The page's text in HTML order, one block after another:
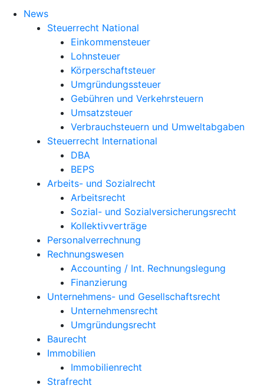
News
Steuerrecht National
Einkommensteuer
Lohnsteuer
Körperschaftsteuer
Umgründungssteuer
Gebühren und Verkehrsteuern
Umsatzsteuer
Verbrauchsteuern und Umweltabgaben
Steuerrecht International
DBA
BEPS
Arbeits- und Sozialrecht
Arbeitsrecht
Sozial- und Sozialversicherungsrecht
Kollektivverträge
Personalverrechnung
Rechnungswesen
Accounting / Int. Rechnungslegung
Finanzierung
Unternehmens- und Gesellschaftsrecht
Unternehmensrecht
Umgründungsrecht
Baurecht
Immobilien
Immobilienrecht
Strafrecht